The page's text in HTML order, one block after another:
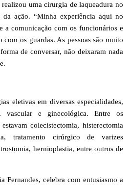
uma cirurgia de laqueadura no
ação. “Minha experiência aqui no
a comunicação com os funcionários e
com os guardas. As pessoas são muito
de conversar, não deixaram nada
eletivas em diversas especialidades,
vascular e ginecológica. Entre os
colecistectomia, histerectomia
tratamento cirúrgico de varizes
hernioplastia, entre outros de
Fernandes, celebra com entusiasmo a